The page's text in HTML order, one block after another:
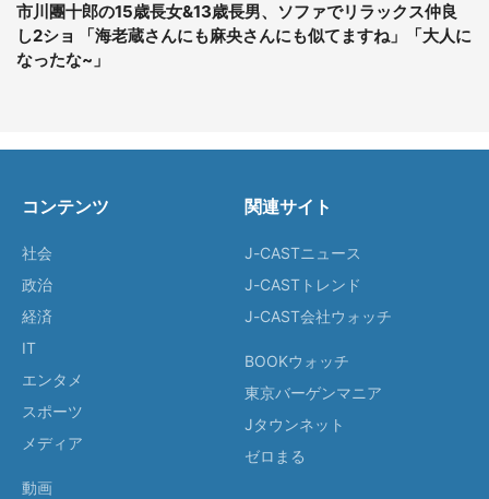
市川團十郎の15歳長女&13歳長男、ソファでリラックス仲良
し2ショ 「海老蔵さんにも麻央さんにも似てますね」「大人に
なったな~」
コンテンツ
社会
政治
経済
IT
エンタメ
スポーツ
メディア
動画
関連サイト
J-CASTニュース
J-CASTトレンド
J-CAST会社ウォッチ
BOOKウォッチ
東京バーゲンマニア
Jタウンネット
ゼロまる